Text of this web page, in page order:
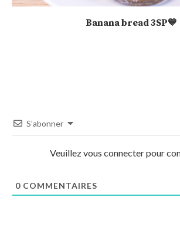
Banana bread 3SP💙
S’abonner
Veuillez vous connecter pour
0 COMMENTAIRES